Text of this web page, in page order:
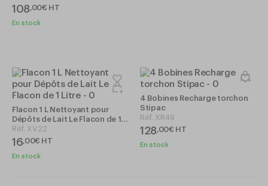
iCombi Classic
108,00€ HT
En stock
Flacon 1 L Nettoyant pour
Dépôts de Lait Le Flacon de 1
Litre
Réf. XV22
16,00€ HT
En stock
4 Bobines Recharge torchon
Stipac
Réf. XR49
128,00€ HT
En stock